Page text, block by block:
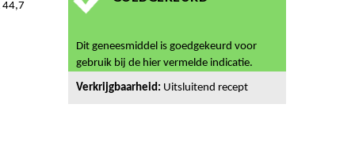
44,7
Dit geneesmiddel is goedgekeurd voor
gebruik bij de hier vermelde indicatie.
Verkrijgbaarheid: Uitsluitend recept